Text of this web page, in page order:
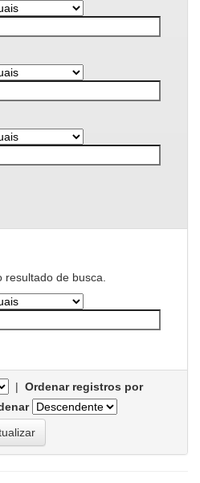
de busca.
| Ordenar registros por